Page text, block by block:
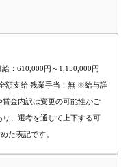
：610,000円～1,150,000円
額支給 残業手当：無 ※給与詳
金内訳は変更の可能性がご
、選考を通じて上下する可
た表記です。